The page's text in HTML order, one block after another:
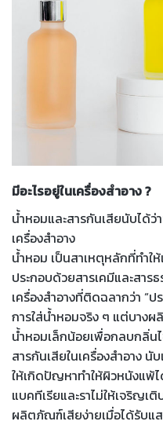
มีอะไรอยู่ในเครื่องสำอาง ?
น้ำหอมและสารกันเสียนับได้
เครื่องสำอาง
น้ำหอม เป็นสาเหตุหลักที่ทำใ
ประกอบด้วยสารเคมีและสา
เครื่องสำอางที่ติดฉลากว่า “
การใส่น้ำหอมจริง ๆ แต่บาง
น้ำหอมเล็กน้อยเพื่อกลบกลิ่น
สารกันเสียในเครื่องสำอาง
ให้เกิดปัญหาทำให้ผิวหนังแพ้
แบคทีเรียและราไม่ให้เจริญ
ผลิตภัณฑ์เสียง่ายเมื่อได้รับแ